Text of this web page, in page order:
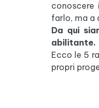
conoscere
farlo, ma a
Da qui
abilitante.
Ecco le 5
propri